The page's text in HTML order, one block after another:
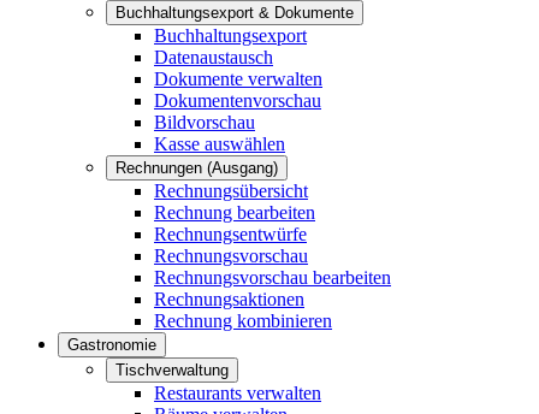
Buchhaltungsexport & Dokumente
Buchhaltungsexport
Datenaustausch
Dokumente verwalten
Dokumentenvorschau
Bildvorschau
Kasse auswählen
Rechnungen (Ausgang)
Rechnungsübersicht
Rechnung bearbeiten
Rechnungsentwürfe
Rechnungsvorschau
Rechnungsvorschau bearbeiten
Rechnungsaktionen
Rechnung kombinieren
Gastronomie
Tischverwaltung
Restaurants verwalten